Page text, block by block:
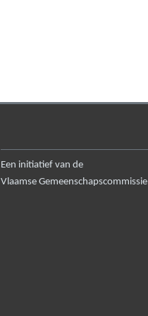
Een initiatief van de
Vlaamse Gemeenschapscommissie